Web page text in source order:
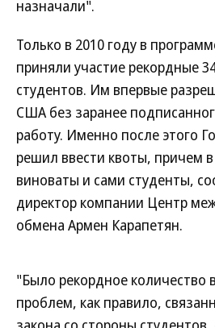
назначали".
Только в 2010 году в
приняли участие рекордные
студентов. Им впервые
США без заранее
работу. Именно после этого
решил ввести квоты, причем
виноваты и сами студенты,
директор компании Центр
обмена Армен Карапетян.
"Было рекордное количество
проблем, как правило,